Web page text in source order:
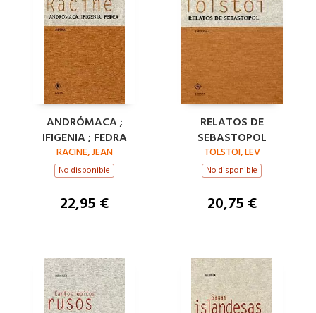
ANDRÓMACA ;
IFIGENIA ; FEDRA
RACINE, JEAN
No disponible
22,95 €
RELATOS DE
SEBASTOPOL
TOLSTOI, LEV
No disponible
20,75 €